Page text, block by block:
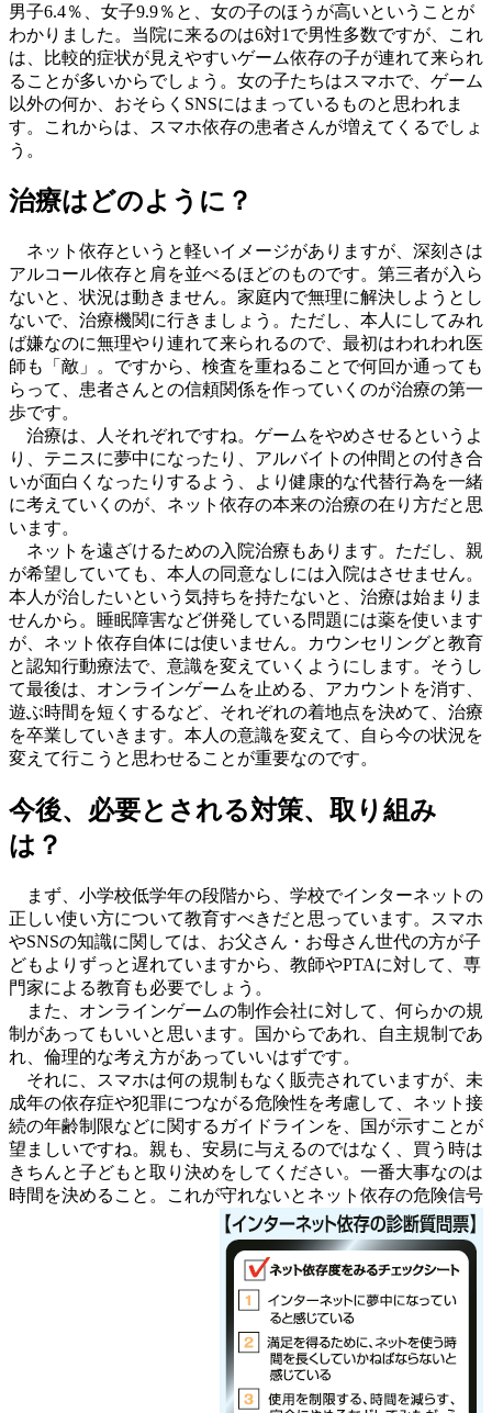
男子6.4％、女子9.9％と、女の子のほうが高いということが
わかりました。当院に来るのは6対1で男性多数ですが、これ
は、比較的症状が見えやすいゲーム依存の子が連れて来られ
ることが多いからでしょう。女の子たちはスマホで、ゲーム
以外の何か、おそらくSNSにはまっているものと思われま
す。これからは、スマホ依存の患者さんが増えてくるでしょ
う。
治療はどのように？
ネット依存というと軽いイメージがありますが、深刻さは
アルコール依存と肩を並べるほどのものです。第三者が入ら
ないと、状況は動きません。家庭内で無理に解決しようとし
ないで、治療機関に行きましょう。ただし、本人にしてみれ
ば嫌なのに無理やり連れて来られるので、最初はわれわれ医
師も「敵」。ですから、検査を重ねることで何回か通っても
らって、患者さんとの信頼関係を作っていくのが治療の第一
歩です。
治療は、人それぞれですね。ゲームをやめさせるというよ
り、テニスに夢中になったり、アルバイトの仲間との付き合
いが面白くなったりするよう、より健康的な代替行為を一緒
に考えていくのが、ネット依存の本来の治療の在り方だと思
います。
ネットを遠ざけるための入院治療もあります。ただし、親
が希望していても、本人の同意なしには入院はさせません。
本人が治したいという気持ちを持たないと、治療は始まりま
せんから。睡眠障害など併発している問題には薬を使います
が、ネット依存自体には使いません。カウンセリングと教育
と認知行動療法で、意識を変えていくようにします。そうし
て最後は、オンラインゲームを止める、アカウントを消す、
遊ぶ時間を短くするなど、それぞれの着地点を決めて、治療
を卒業していきます。本人の意識を変えて、自ら今の状況を
変えて行こうと思わせることが重要なのです。
今後、必要とされる対策、取り組み
は？
まず、小学校低学年の段階から、学校でインターネットの
正しい使い方について教育すべきだと思っています。スマホ
やSNSの知識に関しては、お父さん・お母さん世代の方が子
どもよりずっと遅れていますから、教師やPTAに対して、専
門家による教育も必要でしょう。
また、オンラインゲームの制作会社に対して、何らかの規
制があってもいいと思います。国からであれ、自主規制であ
れ、倫理的な考え方があっていいはずです。
それに、スマホは何の規制もなく販売されていますが、未
成年の依存症や犯罪につながる危険性を考慮して、ネット接
続の年齢制限などに関するガイドラインを、国が示すことが
望ましいですね。親も、安易に与えるのではなく、買う時は
きちんと子どもと取り決めをしてください。一番大事なのは
時間を決めること。これが守れないとネット依存の危険信号